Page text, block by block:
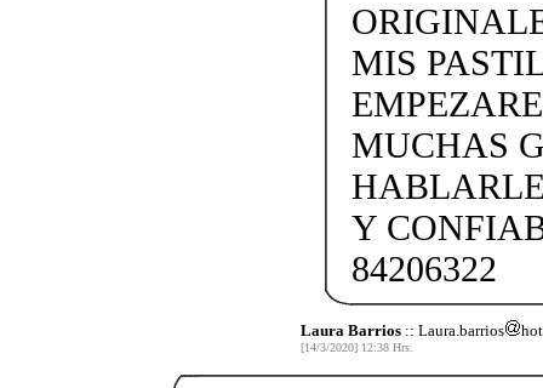
MIS
MUCHAS
Y
84206322
Laura Barrios:: Laura.barrios
[14/3/2020] 12:38 Hrs.